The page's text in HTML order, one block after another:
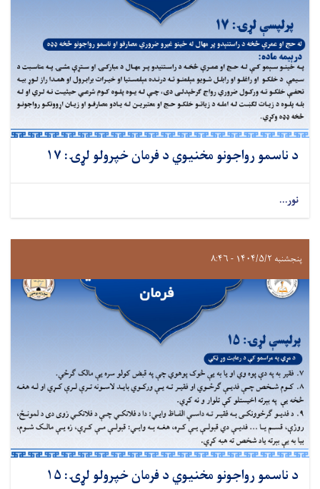
د ناسمو رواجونو مخنیوي د فرمان خپرولو لړۍ: ۱۷
نور...
پنجشنبه ۱۴۰۴/۵/۲ - ۸:۴۶
د ناسمو رواجونو مخنیوي د فرمان خپرولو لړۍ: ۱۵